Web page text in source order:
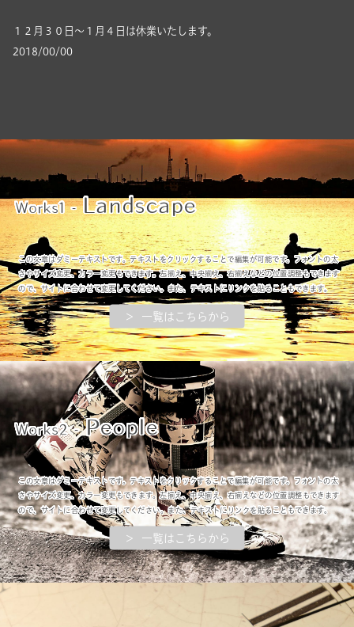
１２月３０日～１月４日は休業いたします。
2018/00/00
Works1 -Landscape
この文章はダミーテキストです。テキストをクリックすることで編集が可能です。フォントの太
さやサイズ変更、カラー変更もできます。左揃え、中央揃え、右揃えなどの位置調整もできます
ので、サイトに合わせて変更してください。また、テキストにリンクを貼ることもできます。
＞ 一覧はこちらから
Works2 -People
この文章はダミーテキストです。テキストをクリックすることで編集が可能です。フォントの太
さやサイズ変更、カラー変更もできます。左揃え、中央揃え、右揃えなどの位置調整もできます
ので、サイトに合わせて変更してください。また、テキストにリンクを貼ることもできます。
＞ 一覧はこちらから